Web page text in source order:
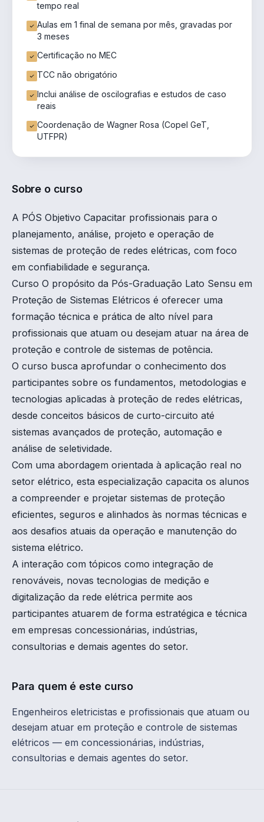
tempo real
Aulas em 1 final de semana por mês, gravadas por
3 meses
Certificação no MEC
TCC não obrigatório
Inclui análise de oscilografias e estudos de caso
reais
Coordenação de Wagner Rosa (Copel GeT,
UTFPR)
Sobre o curso
A PÓS Objetivo Capacitar profissionais para o
planejamento, análise, projeto e operação de
sistemas de proteção de redes elétricas, com foco
em confiabilidade e segurança.
Curso O propósito da Pós-Graduação Lato Sensu em
Proteção de Sistemas Elétricos é oferecer uma
formação técnica e prática de alto nível para
profissionais que atuam ou desejam atuar na área de
proteção e controle de sistemas de potência.
O curso busca aprofundar o conhecimento dos
participantes sobre os fundamentos, metodologias e
tecnologias aplicadas à proteção de redes elétricas,
desde conceitos básicos de curto-circuito até
sistemas avançados de proteção, automação e
análise de seletividade.
Com uma abordagem orientada à aplicação real no
setor elétrico, esta especialização capacita os alunos
a compreender e projetar sistemas de proteção
eficientes, seguros e alinhados às normas técnicas e
aos desafios atuais da operação e manutenção do
sistema elétrico.
A interação com tópicos como integração de
renováveis, novas tecnologias de medição e
digitalização da rede elétrica permite aos
participantes atuarem de forma estratégica e técnica
em empresas concessionárias, indústrias,
consultorias e demais agentes do setor.
Para quem é este curso
Engenheiros eletricistas e profissionais que atuam ou
desejam atuar em proteção e controle de sistemas
elétricos — em concessionárias, indústrias,
consultorias e demais agentes do setor.